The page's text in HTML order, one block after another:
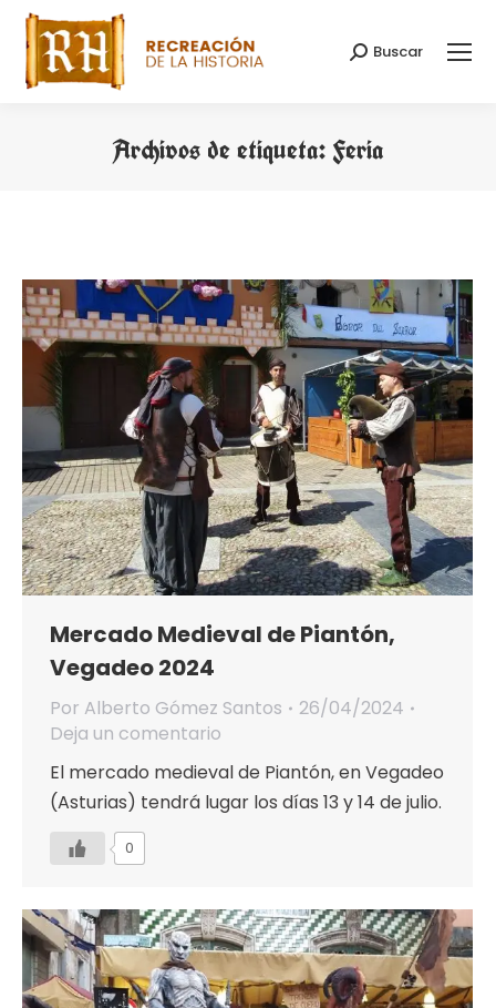
Buscar:
Buscar
Archivos de etiqueta:Feria
Mercado Medieval de Piantón,
Vegadeo 2024
Por Alberto Gómez Santos
26/04/2024
Deja un comentario
El mercado medieval de Piantón, en Vegadeo
(Asturias) tendrá lugar los días 13 y 14 de julio.
0